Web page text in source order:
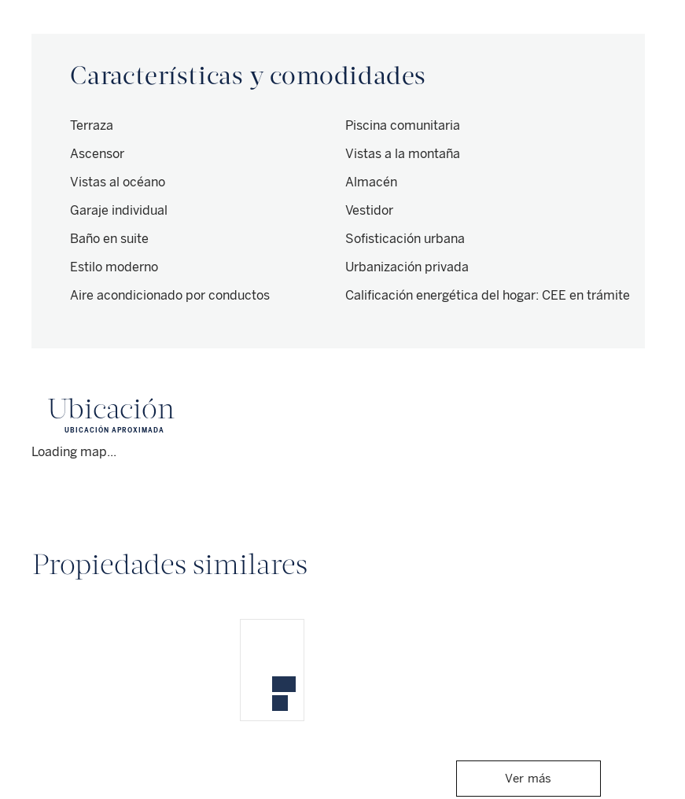
Características y comodidades
Terraza
Piscina comunitaria
Ascensor
Vistas a la montaña
Vistas al océano
Almacén
Garaje individual
Vestidor
Baño en suite
Sofisticación urbana
Estilo moderno
Urbanización privada
Aire acondicionado por conductos
Calificación energética del hogar: CEE en trámite
Ubicación
Loading map...
UBICACIÓN APROXIMADA
Propiedades similares
Ver más